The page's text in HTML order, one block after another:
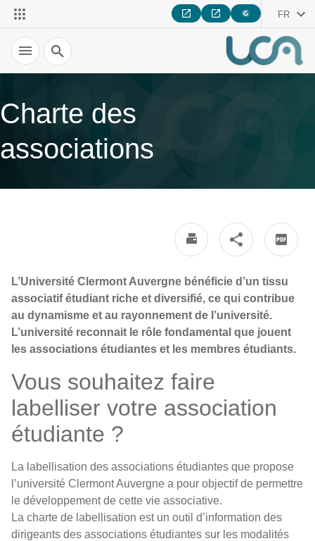
FR
Recherche
Charte des
associations
L’Université Clermont Auvergne bénéficie d’un tissu
associatif étudiant riche et diversifié, ce qui contribue
au dynamisme et au rayonnement de l’université.
L’université reconnait le rôle fondamental que jouent
les associations étudiantes et les membres étudiants.
Vous souhaitez faire
labelliser votre association
étudiante ?
La labellisation des associations étudiantes que propose
l’université Clermont Auvergne a pour objectif de permettre
le développement de cette vie associative.
La charte de labellisation est un outil d’information des
dirigeants des associations étudiantes sur les modalités